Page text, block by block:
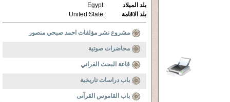
بلد الميلاد
:
Egypt
بلد الاقامة
:
United State
مشروع نشر مؤلفات احمد صبحي منصور
محاضرات صوتية
قاعة البحث القراني
باب دراسات تاريخية
باب القاموس القرآنى